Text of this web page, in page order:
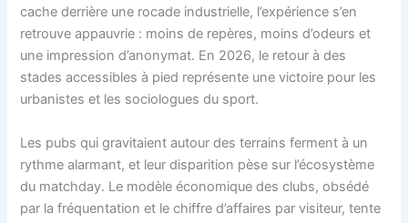
cache derrière une rocade industrielle, l’expérience s’en
retrouve appauvrie : moins de repères, moins d’odeurs et
une impression d’anonymat. En 2026, le retour à des
stades accessibles à pied représente une victoire pour les
urbanistes et les sociologues du sport.
Les pubs qui gravitaient autour des terrains ferment à un
rythme alarmant, et leur disparition pèse sur l’écosystème
du matchday. Le modèle économique des clubs, obsédé
par la fréquentation et le chiffre d’affaires par visiteur, tente